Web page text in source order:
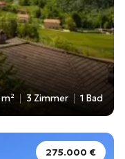
3 Zimmer 1 Bad
275.000 €